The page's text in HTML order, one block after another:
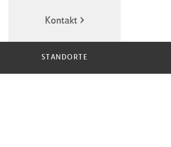
Kontakt
STANDORTE